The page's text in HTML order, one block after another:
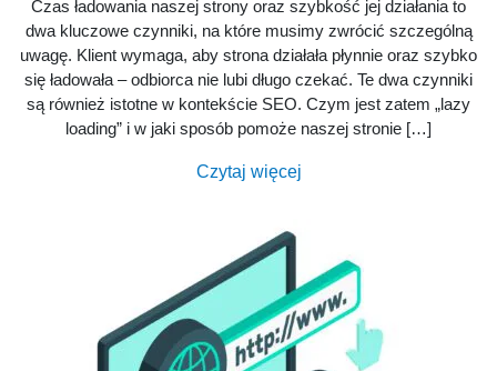
Czas ładowania naszej strony oraz szybkość jej działania to
dwa kluczowe czynniki, na które musimy zwrócić szczególną
uwagę. Klient wymaga, aby strona działała płynnie oraz szybko
się ładowała – odbiorca nie lubi długo czekać. Te dwa czynniki
są również istotne w kontekście SEO. Czym jest zatem „lazy
loading” i w jaki sposób pomoże naszej stronie […]
Czytaj więcej